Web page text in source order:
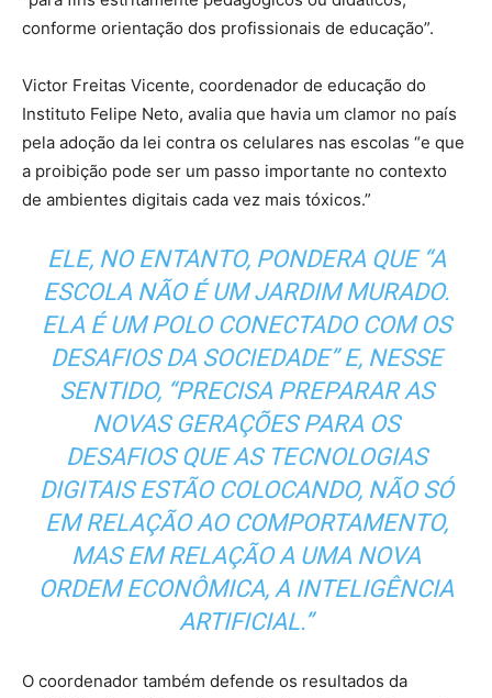
conforme orientação dos profissionais de educação”.
Victor Freitas Vicente, coordenador de educação do
Instituto Felipe Neto, avalia que havia um clamor no país
pela adoção da lei contra os celulares nas escolas “e que
a proibição pode ser um passo importante no contexto
de ambientes digitais cada vez mais tóxicos.”
ELE, NO ENTANTO, PONDERA QUE “A
ESCOLA NÃO É UM JARDIM MURADO.
ELA É UM POLO CONECTADO COM OS
DESAFIOS DA SOCIEDADE” E, NESSE
SENTIDO, “PRECISA PREPARAR AS
NOVAS GERAÇÕES PARA OS
DESAFIOS QUE AS TECNOLOGIAS
DIGITAIS ESTÃO COLOCANDO, NÃO SÓ
EM RELAÇÃO AO COMPORTAMENTO,
MAS EM RELAÇÃO A UMA NOVA
ORDEM ECONÔMICA, A INTELIGÊNCIA
ARTIFICIAL.”
O coordenador também defende os resultados da